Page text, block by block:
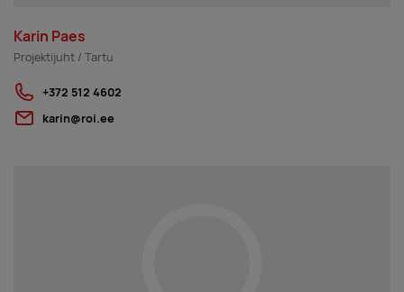
Karin Paes
Projektijuht / Tartu
+372 512 4602
karin@roi.ee